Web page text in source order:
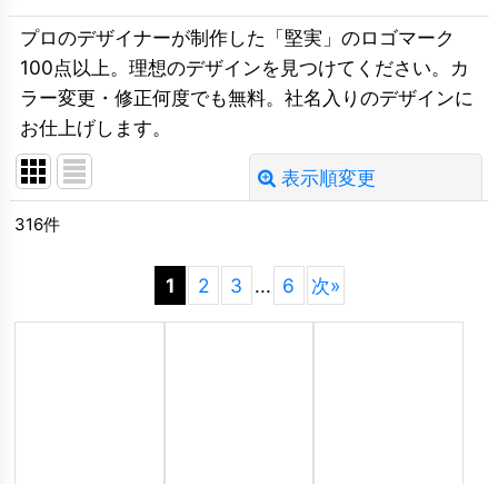
プロのデザイナーが制作した「堅実」のロゴマーク
100点以上。理想のデザインを見つけてください。カ
ラー変更・修正何度でも無料。社名入りのデザインに
お仕上げします。
表示順変更
絞り込む
316件
1 2 3 ... 6 次»